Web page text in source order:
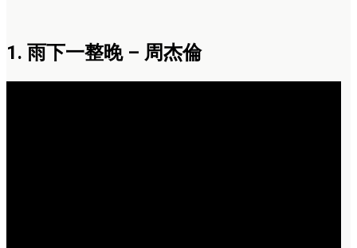
1. 雨下一整晚 – 周杰倫